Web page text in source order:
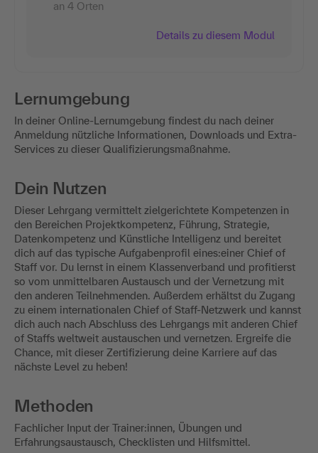
an 4 Orten
Details zu diesem Modul
Lernumgebung
In deiner Online-Lernumgebung findest du nach deiner
Anmeldung nützliche Informationen, Downloads und Extra-
Services zu dieser Qualifizierungsmaßnahme.
Dein Nutzen
Dieser Lehrgang vermittelt zielgerichtete Kompetenzen in
den Bereichen Projektkompetenz, Führung, Strategie,
Datenkompetenz und Künstliche Intelligenz und bereitet
dich auf das typische Aufgabenprofil eines:einer Chief of
Staff vor. Du lernst in einem Klassenverband und profitierst
so vom unmittelbaren Austausch und der Vernetzung mit
den anderen Teilnehmenden. Außerdem erhältst du Zugang
zu einem internationalen Chief of Staff-Netzwerk und kannst
dich auch nach Abschluss des Lehrgangs mit anderen Chief
of Staffs weltweit austauschen und vernetzen. Ergreife die
Chance, mit dieser Zertifizierung deine Karriere auf das
nächste Level zu heben!
Methoden
Fachlicher Input der Trainer:innen, Übungen und
Erfahrungsaustausch, Checklisten und Hilfsmittel.